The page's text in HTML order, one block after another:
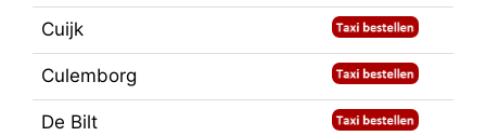
Cuijk
Culemborg
De Bilt